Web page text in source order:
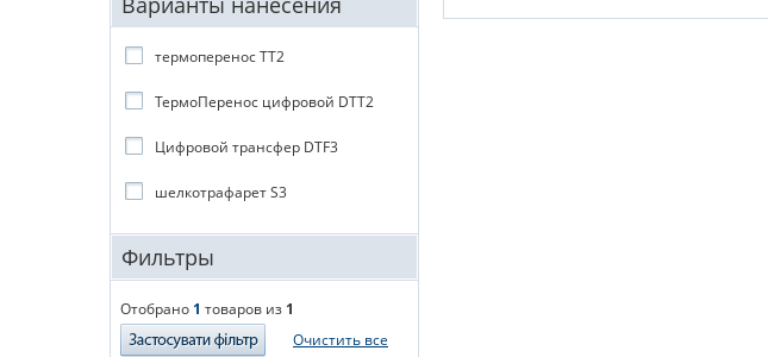
термоперенос ТТ2
ТермоПеренос цифровой DTT2
Цифровой трансфер DTF3
шелкотрафарет S3
Фильтры
Отобрано 1 товаров из 1
Очистить все